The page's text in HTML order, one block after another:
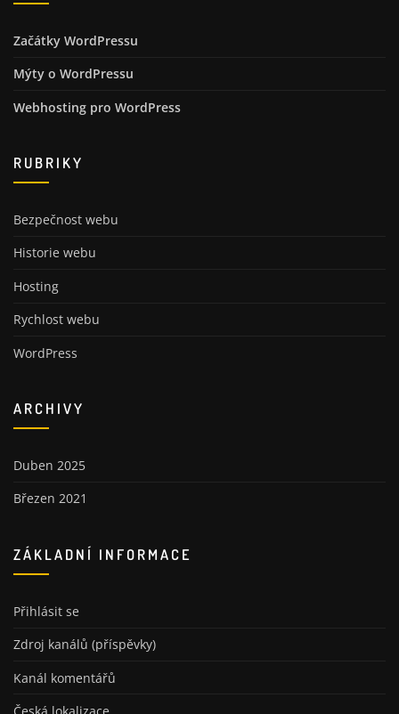
Začátky WordPressu
Mýty o WordPressu
Webhosting pro WordPress
RUBRIKY
Bezpečnost webu
Historie webu
Hosting
Rychlost webu
WordPress
ARCHIVY
Duben 2025
Březen 2021
ZÁKLADNÍ INFORMACE
Přihlásit se
Zdroj kanálů (příspěvky)
Kanál komentářů